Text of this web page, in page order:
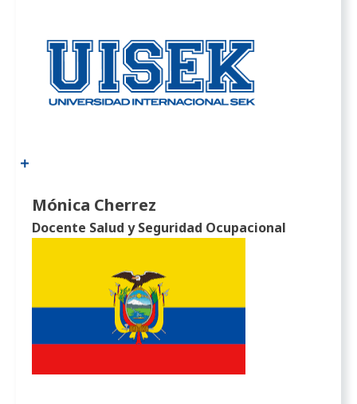
Mónica Cherrez
Docente Salud y Seguridad Ocupacional